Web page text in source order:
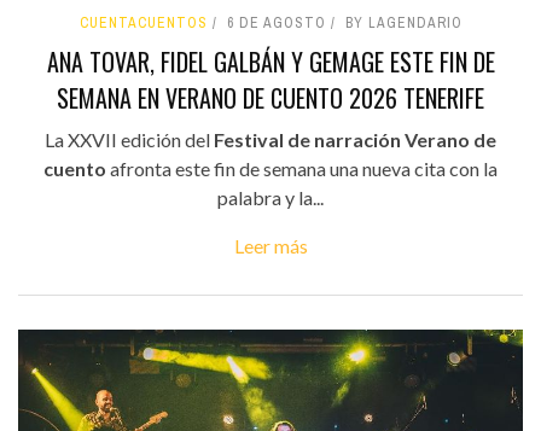
CUENTACUENTOS 6 DE AGOSTO BY LAGENDARIO
ANA TOVAR, FIDEL GALBÁN Y GEMAGE ESTE FIN DE
SEMANA EN VERANO DE CUENTO 2026 TENERIFE
La XXVII edición del Festival de narración Verano de
cuento afronta este fin de semana una nueva cita con la
palabra y la...
Leer más